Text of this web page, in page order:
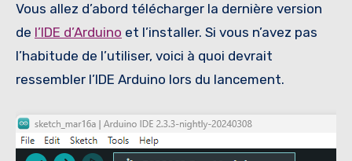
Vous allez d’abord télécharger la dernière version
de l’IDE d’Arduino et l’installer. Si vous n’avez pas
l’habitude de l’utiliser, voici à quoi devrait
ressembler l’IDE Arduino lors du lancement.